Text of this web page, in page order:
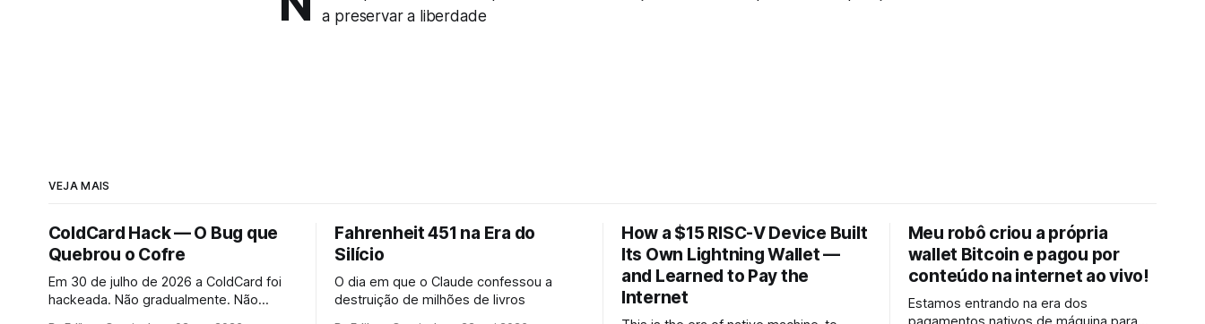
a preservar a liberdade
VEJA MAIS
ColdCard Hack — O Bug que
Quebrou o Cofre
Em 30 de julho de 2026 a ColdCard foi
hackeada. Não gradualmente. Não
Fahrenheit 451 na Era do
Silício
O dia em que o Claude confessou a
destruição de milhões de livros
How a $15 RISC-V Device Built
Its Own Lightning Wallet —
and Learned to Pay the
Internet
Meu robô criou a própria
wallet Bitcoin e pagou por
conteúdo na internet ao vivo!
Estamos entrando na era dos